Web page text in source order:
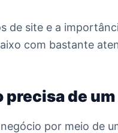
de site e a
com bastante
precisa de
por meio de